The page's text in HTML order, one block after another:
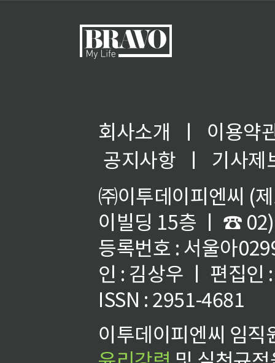
회사소개 ㅣ
이용약
공지사항
ㅣ
기사제
㈜이투데이피엔씨 (
이빌딩 15층 ㅣ ☎
등록번호 : 서울아
인 : 김상우 ㅣ 편집인
ISSN : 2951-4681
이투데이피엔씨 임